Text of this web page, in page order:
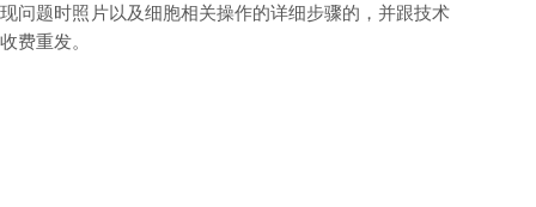
问题时照片以及细胞相关操作的详细步骤的，并跟技术
费重发。